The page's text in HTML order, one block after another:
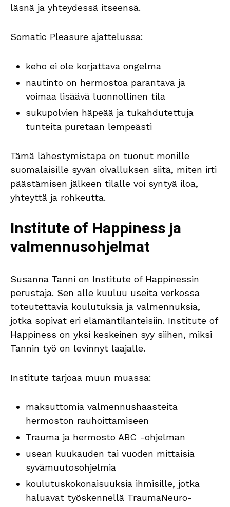
läsnä ja yhteydessä itseensä.
Somatic Pleasure ajattelussa:
keho ei ole korjattava ongelma
nautinto on hermostoa parantava ja
voimaa lisäävä luonnollinen tila
sukupolvien häpeää ja tukahdutettuja
tunteita puretaan lempeästi
Tämä lähestymistapa on tuonut monille
suomalaisille syvän oivalluksen siitä, miten irti
päästämisen jälkeen tilalle voi syntyä iloa,
yhteyttä ja rohkeutta.
Institute of Happiness ja
valmennusohjelmat
Susanna Tanni on Institute of Happinessin
perustaja. Sen alle kuuluu useita verkossa
toteutettavia koulutuksia ja valmennuksia,
jotka sopivat eri elämäntilanteisiin. Institute of
Happiness on yksi keskeinen syy siihen, miksi
Tannin työ on levinnyt laajalle.
Institute tarjoaa muun muassa:
maksuttomia valmennushaasteita
hermoston rauhoittamiseen
Trauma ja hermosto ABC -ohjelman
usean kuukauden tai vuoden mittaisia
syvämuutosohjelmia
koulutuskokonaisuuksia ihmisille, jotka
haluavat työskennellä TraumaNeuro-